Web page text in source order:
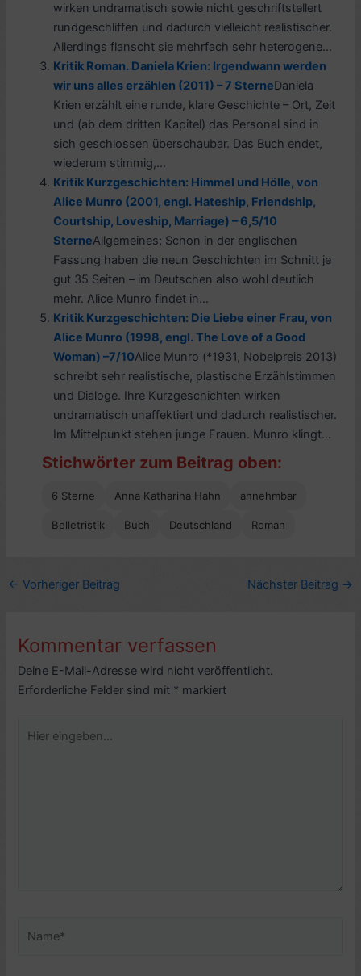
wirken undramatisch sowie nicht geschriftstellert
rundgeschliffen und dadurch vielleicht realistischer.
Allerdings flanscht sie mehrfach sehr heterogene...
Kritik Roman. Daniela Krien: Irgendwann werden
wir uns alles erzählen (2011) – 7 SterneDaniela
Krien erzählt eine runde, klare Geschichte – Ort, Zeit
und (ab dem dritten Kapitel) das Personal sind in
sich geschlossen überschaubar. Das Buch endet,
wiederum stimmig,...
Kritik Kurzgeschichten: Himmel und Hölle, von
Alice Munro (2001, engl. Hateship, Friendship,
Courtship, Loveship, Marriage) – 6,5/10
SterneAllgemeines: Schon in der englischen
Fassung haben die neun Geschichten im Schnitt je
gut 35 Seiten – im Deutschen also wohl deutlich
mehr. Alice Munro findet in...
Kritik Kurzgeschichten: Die Liebe einer Frau, von
Alice Munro (1998, engl. The Love of a Good
Woman) –7/10Alice Munro (*1931, Nobelpreis 2013)
schreibt sehr realistische, plastische Erzählstimmen
und Dialoge. Ihre Kurzgeschichten wirken
undramatisch unaffektiert und dadurch realistischer.
Im Mittelpunkt stehen junge Frauen. Munro klingt...
Stichwörter zum Beitrag oben:
6 Sterne Anna Katharina Hahn annehmbar
Belletristik Buch Deutschland Roman
← Vorheriger Beitrag Nächster Beitrag →
Kommentar verfassen
Deine E-Mail-Adresse wird nicht veröffentlicht.
Erforderliche Felder sind mit * markiert
eingeben…